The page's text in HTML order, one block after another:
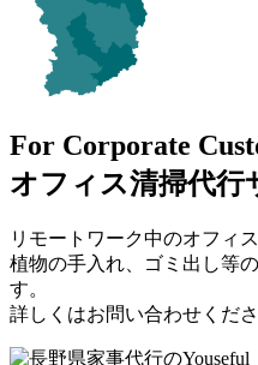
For Corporate
オフィス清掃代行
リモートワーク中のオフィ
植物の手入れ、ゴミ出し等
す。
詳しくはお問い合わせくだ